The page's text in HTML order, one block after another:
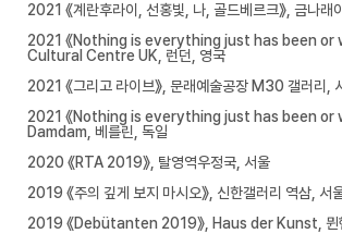
2021 《계란후라이, 선홍빛, 나, 골드베르크》, 금나래
2021 《Nothing is everything just has been or
Cultural Centre UK, 런던, 영국
2021 《그리고 라이브》, 문래예술공장 M30 갤러리,
2021 《Nothing is everything just has been or
Damdam, 베를린, 독일
2020 《RTA 2019》, 탈영역우정국, 서울
2019 《주의 깊게 보지 마시오》, 신한갤러리 역삼, 서
2019 《Debütanten 2019》, Haus der Kunst, 뮌